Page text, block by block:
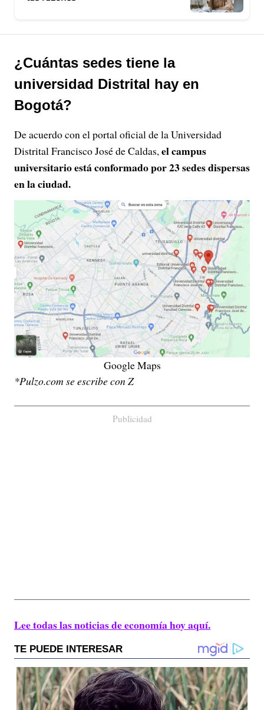
¿Cuántas sedes tiene la
universidad Distrital hay en
Bogotá?
De acuerdo con el portal oficial de la Universidad
Distrital Francisco José de Caldas,el campus
universitario está conformado por 23 sedes dispersas
en la ciudad.
Google Maps
*Pulzo.com se escribe con Z
Publicidad
Lee todas las noticias de economía hoy aquí.